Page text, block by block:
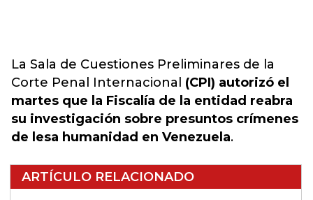
La Sala de Cuestiones Preliminares de la
Corte Penal Internacional (CPI) autorizó el
martes que la Fiscalía de la entidad reabra
su investigación sobre presuntos crímenes
de lesa humanidad en Venezuela.
ARTÍCULO RELACIONADO